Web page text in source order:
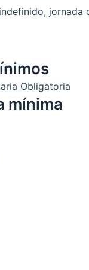
jornada
Obligatoria
mínima